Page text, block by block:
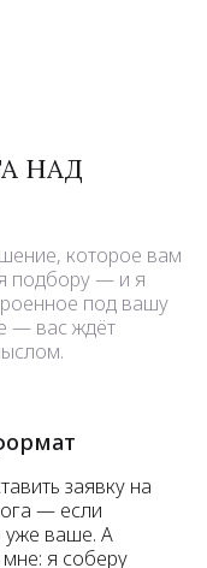
НАД
которое вам
подбору — и я
под вашу
— вас ждёт
заявку на
— если
уже ваше. А
я соберу